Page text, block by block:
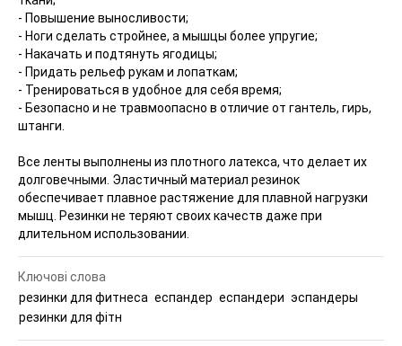
- Повышение выносливости;
- Ноги сделать стройнее, а мышцы более упругие;
- Накачать и подтянуть ягодицы;
- Придать рельеф рукам и лопаткам;
- Тренироваться в удобное для себя время;
- Безопасно и не травмоопасно в отличие от гантель, гирь,
штанги.
Все ленты выполнены из плотного латекса, что делает их
долговечными. Эластичный материал резинок
обеспечивает плавное растяжение для плавной нагрузки
мышц. Резинки не теряют своих качеств даже при
длительном использовании.
Ключові слова
резинки для фитнеса еспандер еспандери эспандеры
резинки для фітн